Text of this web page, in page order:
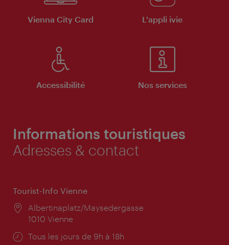
Vienna City Card L'appli ivie
Accessibilité Nos services
Informations touristiques
Adresses & contact
Tourist-Info Vienne
Lieu:
Albertinaplatz/Maysedergasse
1010 Vienne
Horaires
Tous les jours de 9h à 18h